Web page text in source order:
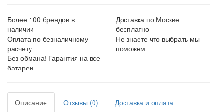
Более 100 брендов в
наличии
Доставка по Москве
бесплатно
Оплата по безналичному
расчету
Не знаете что выбрать мы
поможем
Без обмана! Гарантия на все
батареи
Описание Отзывы (0)
Доставка и оплата